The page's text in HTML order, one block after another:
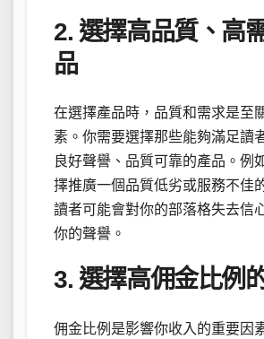
2. 選擇高品質、高
品
在選擇產品時，品質和需求是至
素。你需要選擇那些能夠滿足讀
良好聲譽、品質可靠的產品。例
擇推廣一個品質低劣或服務不佳
讀者可能會對你的部落格失去信
你的聲譽。
3. 選擇高佣金比例
佣金比例是影響你收入的重要因